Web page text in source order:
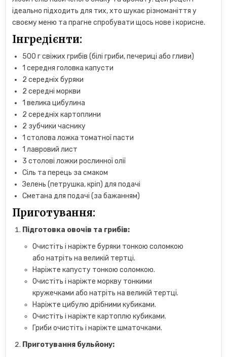
ідеально підходить для тих, хто шукає різноманіття у
своєму меню та прагне спробувати щось нове і корисне.
Інгредієнти:
500 г свіжих грибів (білі гриби, печериці або гливи)
1 середня головка капусти
2 середніх буряки
2 середні моркви
1 велика цибулина
2 середніх картоплини
2 зубчики часнику
1 столова ложка томатної пасти
1 лавровий лист
3 столові ложки рослинної олії
Сіль та перець за смаком
Зелень (петрушка, кріп) для подачі
Сметана для подачі (за бажанням)
Приготування:
Підготовка овочів та грибів:
Очистіть і наріжте буряки тонкою соломкою
або натріть на великій тертці.
Наріжте капусту тонкою соломкою.
Очистіть і наріжте моркву тонкими
кружечками або натріть на великій тертці.
Наріжте цибулю дрібними кубиками.
Очистіть і наріжте картоплю кубиками.
Гриби очистіть і наріжте шматочками.
Приготування бульйону: